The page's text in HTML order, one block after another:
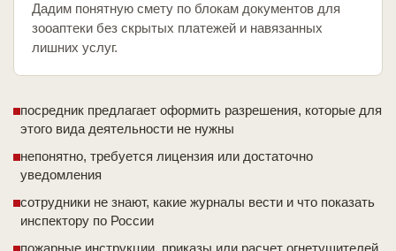
Дадим понятную смету по блокам документов для
зооаптеки без скрытых платежей и навязанных
лишних услуг.
посредник предлагает оформить разрешения, которые для
этого вида деятельности не нужны
непонятно, требуется лицензия или достаточно
уведомления
сотрудники не знают, какие журналы вести и что показать
инспектору по России
пожарные инструкции, приказы или расчет огнетушителей